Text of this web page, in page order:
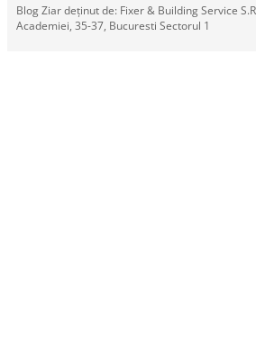
Blog Ziar deținut de: Fixer & Building Service
Academiei, 35-37, Bucuresti Sectorul 1